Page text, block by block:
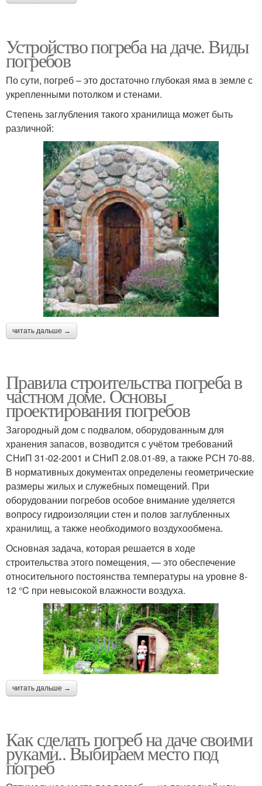
Устройство погреба на даче. Виды
погребов
По сути, погреб – это достаточно глубокая яма в земле с
укрепленными потолком и стенами.
Степень заглубления такого хранилища может быть
различной:
читать дальше →
Правила строительства погреба в
частном доме. Основы
проектирования погребов
Загородный дом с подвалом, оборудованным для
хранения запасов, возводится с учётом требований
СНиП 31-02-2001 и СНиП 2.08.01-89, а также РСН 70-88.
В нормативных документах определены геометрические
размеры жилых и служебных помещений. При
оборудовании погребов особое внимание уделяется
вопросу гидроизоляции стен и полов заглубленных
хранилищ, а также необходимого воздухообмена.
Основная задача, которая решается в ходе
строительства этого помещения, — это обеспечение
относительного постоянства температуры на уровне 8-
12 °C при невысокой влажности воздуха.
читать дальше →
Как сделать погреб на даче своими
руками.. Выбираем место под
погреб